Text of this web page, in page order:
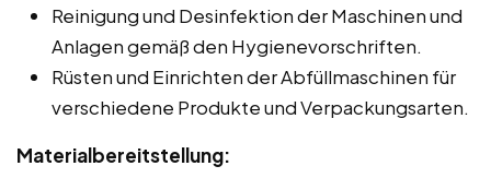
Reinigung und Desinfektion der Maschinen und
Anlagen gemäß den Hygienevorschriften.
Rüsten und Einrichten der Abfüllmaschinen für
verschiedene Produkte und Verpackungsarten.
Materialbereitstellung: